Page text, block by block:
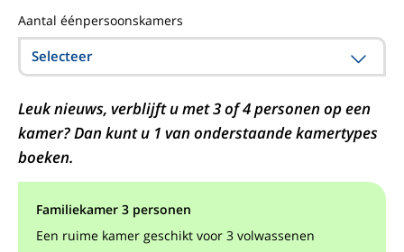
Aantal éénpersoonskamers
Selecteer
Leuk nieuws, verblijft u met 3 of 4 personen op een
kamer? Dan kunt u 1 van onderstaande kamertypes
boeken.
Familiekamer 3 personen
Een ruime kamer geschikt voor 3 volwassenen